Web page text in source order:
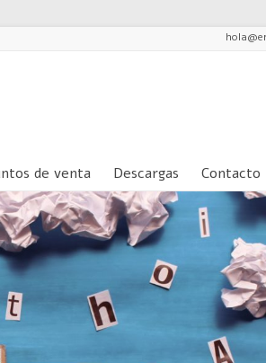
de venta Descargas Contacto